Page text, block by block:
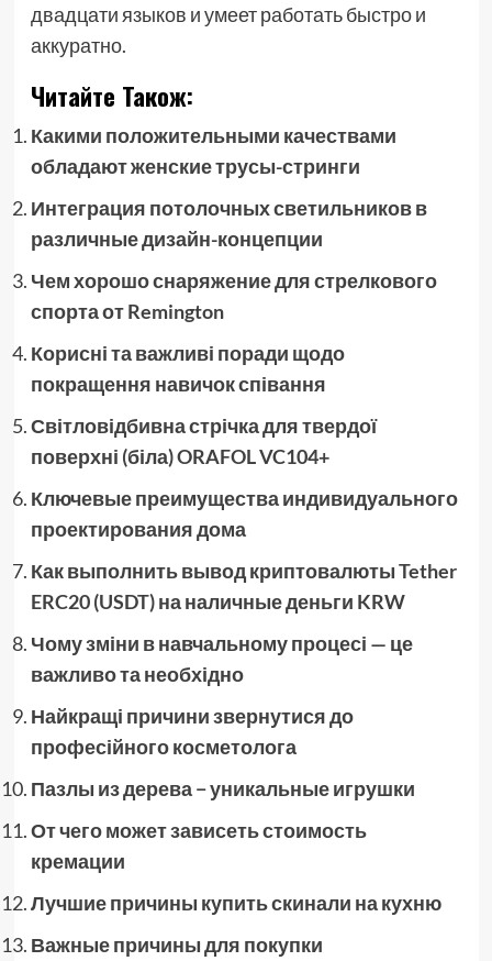
двадцати языков и умеет работать быстро и
аккуратно.
Читайте Також:
Какими положительными качествами
обладают женские трусы-стринги
Интеграция потолочных светильников в
различные дизайн-концепции
Чем хорошо снаряжение для стрелкового
спорта от Remington
Корисні та важливі поради щодо
покращення навичок співання
Світловідбивна стрічка для твердої
поверхні (біла) ORAFOL VC104+
Ключевые преимущества индивидуального
проектирования дома
Как выполнить вывод криптовалюты Tether
ERC20 (USDT) на наличные деньги KRW
Чому зміни в навчальному процесі — це
важливо та необхідно
Найкращі причини звернутися до
професійного косметолога
Пазлы из дерева − уникальные игрушки
От чего может зависеть стоимость
кремации
Лучшие причины купить скинали на кухню
Важные причины для покупки